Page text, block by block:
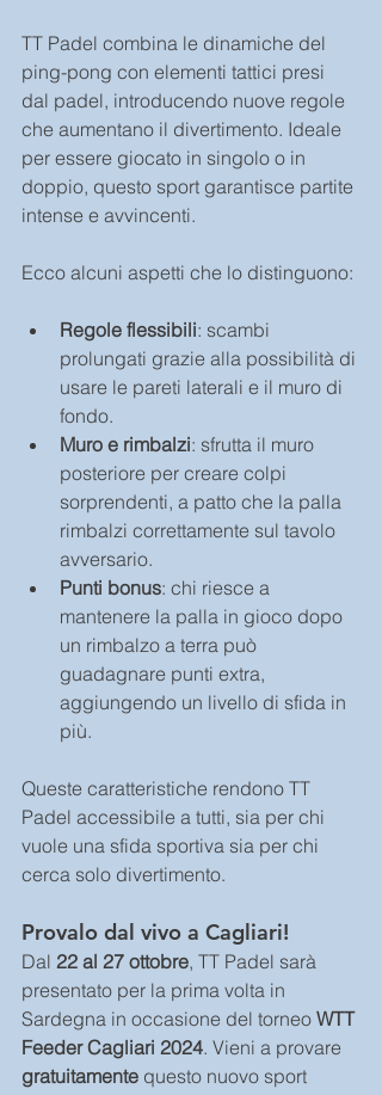
TT Padel combina le dinamiche del
ping-pong con elementi tattici presi
dal padel, introducendo nuove regole
che aumentano il divertimento. Ideale
per essere giocato in singolo o in
doppio, questo sport garantisce partite
intense e avvincenti.
Ecco alcuni aspetti che lo distinguono:
Regole flessibili: scambi
prolungati grazie alla possibilità di
usare le pareti laterali e il muro di
fondo.
Muro e rimbalzi: sfrutta il muro
posteriore per creare colpi
sorprendenti, a patto che la palla
rimbalzi correttamente sul tavolo
avversario.
Punti bonus: chi riesce a
mantenere la palla in gioco dopo
un rimbalzo a terra può
guadagnare punti extra,
aggiungendo un livello di sfida in
più.
Queste caratteristiche rendono TT
Padel accessibile a tutti, sia per chi
vuole una sfida sportiva sia per chi
cerca solo divertimento.
Provalo dal vivo a Cagliari!
Dal 22 al 27 ottobre, TT Padel sarà
presentato per la prima volta in
Sardegna in occasione del torneo WTT
Feeder Cagliari 2024. Vieni a provare
gratuitamente questo nuovo sport